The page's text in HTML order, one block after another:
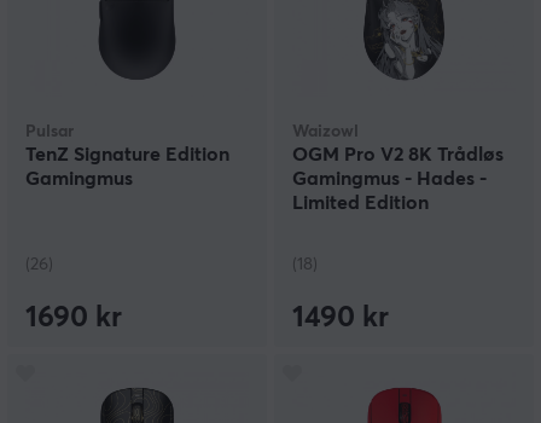
Pulsar
TenZ Signature Edition
Gamingmus
(26)
1690 kr
Waizowl
OGM Pro V2 8K Trådløs
Gamingmus - Hades -
Limited Edition
(18)
1490 kr